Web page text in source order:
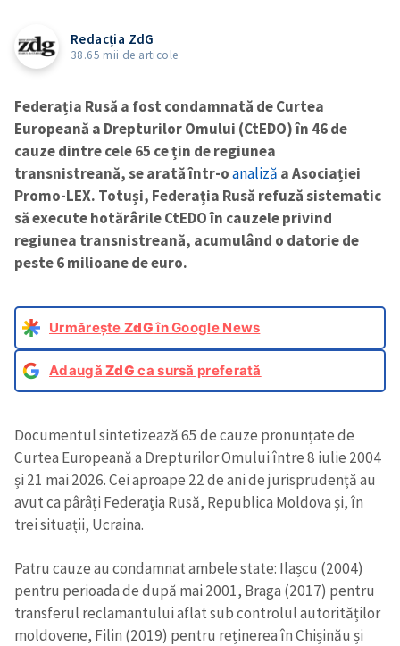
Redacția ZdG
38.65 mii de articole
Federația Rusă a fost condamnată de Curtea
Europeană a Drepturilor Omului (CtEDO) în 46 de
cauze dintre cele 65 ce țin de regiunea
transnistreană, se arată într-oanaliză a Asociației
Promo-LEX. Totuși, Federația Rusă refuză sistematic
să execute hotărârile CtEDO în cauzele privind
regiunea transnistreană, acumulând o datorie de
peste 6 milioane de euro.
Urmărește ZdGîn Google News
AdaugăZdG ca sursă preferată
Documentul sintetizează 65 de cauze pronunțate de
Curtea Europeană a Drepturilor Omului între 8 iulie 2004
și 21 mai 2026. Cei aproape 22 de ani de jurisprudență au
avut ca pârâți Federația Rusă, Republica Moldova și, în
trei situații, Ucraina.
Patru cauze au condamnat ambele state: Ilașcu (2004)
pentru perioada de după mai 2001, Braga (2017) pentru
transferul reclamantului aflat sub controlul autorităților
moldovene, Filin (2019) pentru reținerea în Chișinău și